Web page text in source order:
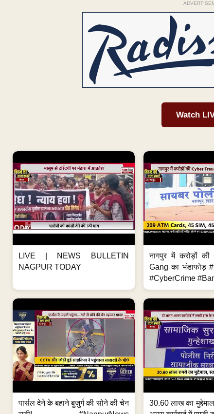
Watch
LIVE | NEWS BULLETIN
NAGPUR TODAY
नागपुर में करोड़ों
Gang का भंडाफोड़
#CyberCrime
पार्सल देने के बहाने बुजुर्ग की सोने की चेन
30.60 लाख का